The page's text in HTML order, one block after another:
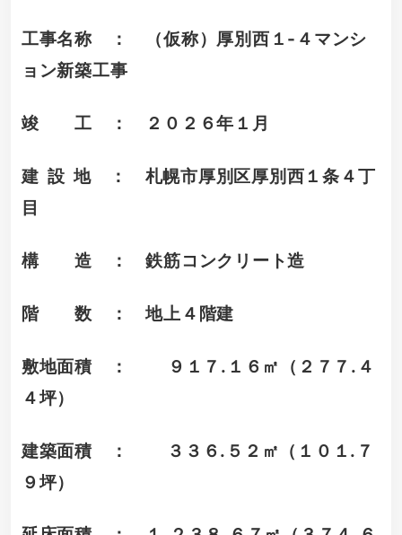
工事名称 ： （仮称）厚別西１-４マンシ
ョン新築工事
竣 工 ： ２０２６年１月
建 設 地 ： 札幌市厚別区厚別西１条４丁
目
構 造 ： 鉄筋コンクリート造
階 数 ： 地上４階建
敷地面積 ： ９１７.１６㎡（２７７.４
４坪）
建築面積 ： ３３６.５２㎡（１０１.７
９坪）